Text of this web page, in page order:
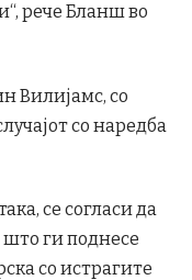
рече Бланш во
Вилијамс, со
со наредба
се согласи да
ги поднесе
со истрагите